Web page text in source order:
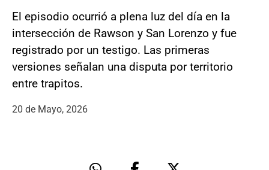
El episodio ocurrió a plena luz del día en la
intersección de Rawson y San Lorenzo y fue
registrado por un testigo. Las primeras
versiones señalan una disputa por territorio
entre trapitos.
20 de Mayo, 2026